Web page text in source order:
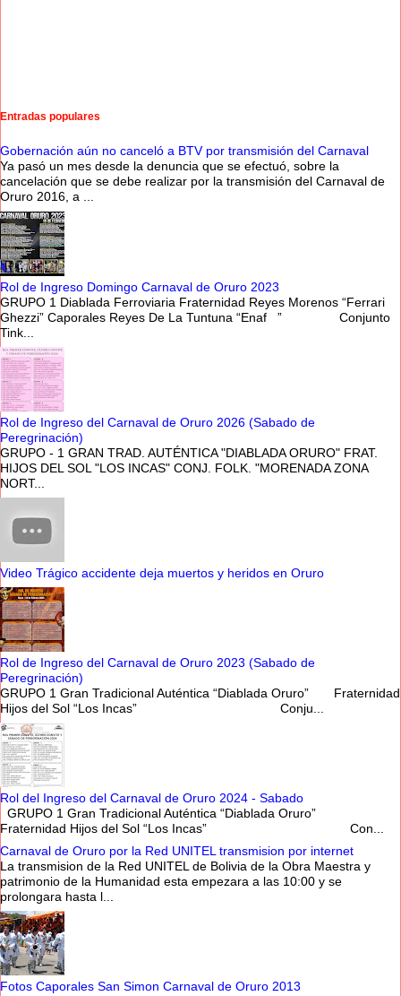
Entradas populares
Gobernación aún no canceló a BTV por transmisión del Carnaval
Ya pasó un mes desde la denuncia que se efectuó, sobre la
cancelación que se debe realizar por la transmisión del Carnaval de
Oruro 2016, a ...
Rol de Ingreso Domingo Carnaval de Oruro 2023
GRUPO 1 Diablada Ferroviaria Fraternidad Reyes Morenos “Ferrari
Ghezzi” Caporales Reyes De La Tuntuna “Enaf ” Conjunto
Tink...
Rol de Ingreso del Carnaval de Oruro 2026 (Sabado de
Peregrinación)
GRUPO - 1 GRAN TRAD. AUTÉNTICA "DIABLADA ORURO" FRAT.
HIJOS DEL SOL "LOS INCAS" CONJ. FOLK. "MORENADA ZONA
NORT...
Video Trágico accidente deja muertos y heridos en Oruro
Rol de Ingreso del Carnaval de Oruro 2023 (Sabado de
Peregrinación)
GRUPO 1 Gran Tradicional Auténtica “Diablada Oruro” Fraternidad
Hijos del Sol “Los Incas” Conju...
Rol del Ingreso del Carnaval de Oruro 2024 - Sabado
GRUPO 1 Gran Tradicional Auténtica “Diablada Oruro”
Fraternidad Hijos del Sol “Los Incas” Con...
Carnaval de Oruro por la Red UNITEL transmision por internet
La transmision de la Red UNITEL de Bolivia de la Obra Maestra y
patrimonio de la Humanidad esta empezara a las 10:00 y se
prolongara hasta l...
Fotos Caporales San Simon Carnaval de Oruro 2013